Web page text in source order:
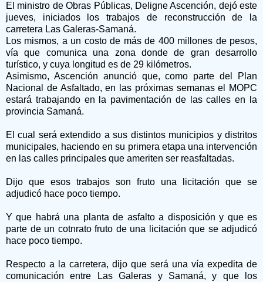
El ministro de Obras Públicas, Deligne Ascención, dejó este
jueves, iniciados los trabajos de reconstrucción de la
carretera Las Galeras-Samaná.
Los mismos, a un costo de más de 400 millones de pesos,
vía que comunica una zona donde de gran desarrollo
turístico, y cuya longitud es de 29 kilómetros.
Asimismo, Ascención anunció que, como parte del Plan
Nacional de Asfaltado, en las próximas semanas el MOPC
estará trabajando en la pavimentación de las calles en la
provincia Samaná.
El cual será extendido a sus distintos municipios y distritos
municipales, haciendo en su primera etapa una intervención
en las calles principales que ameriten ser reasfaltadas.
Dijo que esos trabajos son fruto una licitación que se
adjudicó hace poco tiempo.
Y que habrá una planta de asfalto a disposición y que es
parte de un cotnrato fruto de una licitación que se adjudicó
hace poco tiempo.
Respecto a la carretera, dijo que será una vía expedita de
comunicación entre Las Galeras y Samaná, y que los